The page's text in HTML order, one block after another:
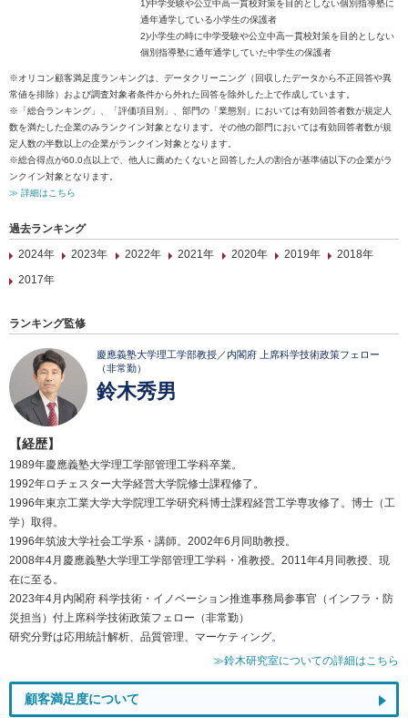
1)中学受験や公立中高一貫校対策を目的としない個別指導塾に
通年通学している小学生の保護者
2)小学生の時に中学受験や公立中高一貫校対策を目的としない
個別指導塾に通年通学していた中学生の保護者
※オリコン顧客満足度ランキングは、データクリーニング（回収したデータから不正回答や異
常値を排除）および調査対象者条件から外れた回答を除外した上で作成しています。
※「総合ランキング」、「評価項目別」、部門の「業態別」においては有効回答者数が規定人
数を満たした企業のみランクイン対象となります。その他の部門においては有効回答者数が規
定人数の半数以上の企業がランクイン対象となります。
※総合得点が60.0点以上で、他人に薦めたくないと回答した人の割合が基準値以下の企業がラ
ンクイン対象となります。
≫ 詳細はこちら
過去ランキング
2024年
2023年 2022年 2021年 2020年 2019年
2018年
2017年
ランキング監修
慶應義塾大学理工学部教授／内閣府 上席科学技術政策フェロー
（非常勤）
鈴木秀男
【経歴】
1989年慶應義塾大学理工学部管理工学科卒業。
1992年ロチェスター大学経営大学院修士課程修了。
1996年東京工業大学大学院理工学研究科博士課程経営工学専攻修了。博士（工
学）取得。
1996年筑波大学社会工学系・講師。2002年6月同助教授。
2008年4月慶應義塾大学理工学部管理工学科・准教授。2011年4月同教授、現
在に至る。
2023年4月内閣府 科学技術・イノベーション推進事務局参事官（インフラ・防
災担当）付上席科学技術政策フェロー（非常勤）
研究分野は応用統計解析、品質管理、マーケティング。
≫鈴木研究室についての詳細はこちら
顧客満足度について